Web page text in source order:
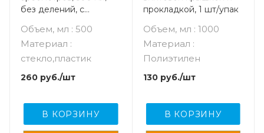
без делений, с
основанием
Объем, мл : 500
Материал :
стекло,пластик
260 руб./шт
В КОРЗИНУ
прокладкой, 1 шт/упак
Объем, мл : 1000
Материал :
Полиэтилен
130руб./шт
В КОРЗИНУ